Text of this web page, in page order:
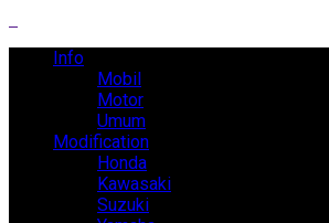
Info
Mobil
Motor
Umum
Modification
Honda
Kawasaki
Suzuki